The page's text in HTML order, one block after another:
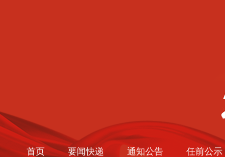
首页 要闻快递 通知公告 任前公示